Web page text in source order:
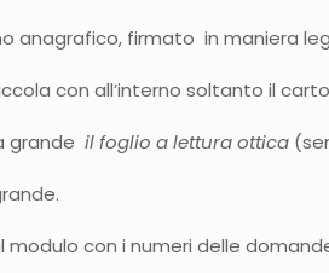
anagrafico, firmato in maniera
con all’interno soltanto il
grandeil foglio a lettura ottica
con i numeri delle domande